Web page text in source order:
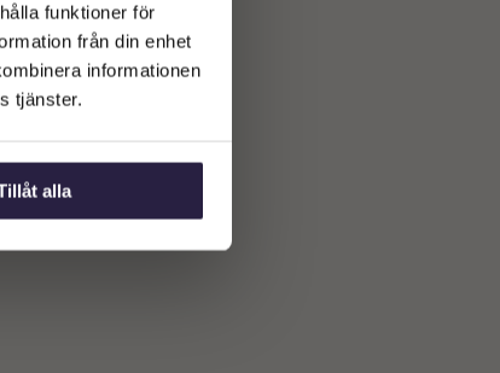
funktioner för
från din enhet
informationen
tjänster.
alla